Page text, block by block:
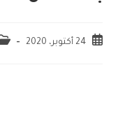
24 أكتوبر، 2020